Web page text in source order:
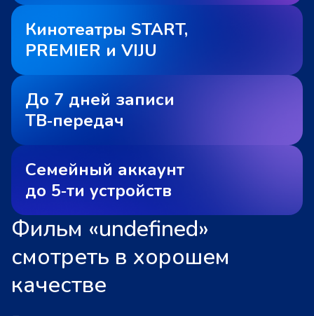
Кинотеатры START,
PREMIER и VIJU
До 7 дней записи
ТВ‑передач
Семейный аккаунт
до 5‑ти устройств
Фильм «undefined»
смотреть в хорошем
качестве